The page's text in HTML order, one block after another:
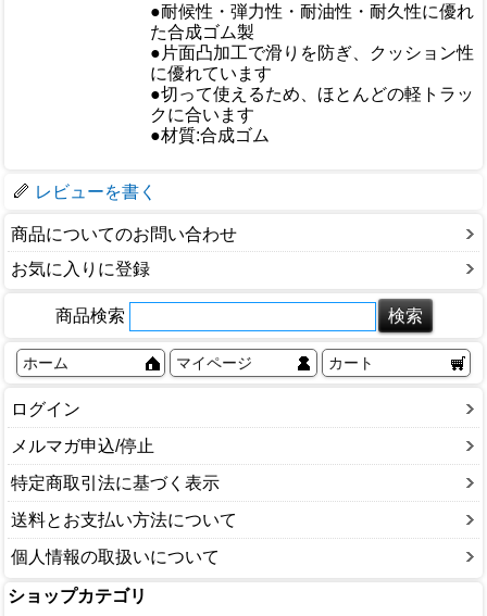
●耐候性・弾力性・耐油性・耐久性に優れ
た合成ゴム製
●片面凸加工で滑りを防ぎ、クッション性
に優れています
●切って使えるため、ほとんどの軽トラッ
クに合います
●材質:合成ゴム
レビューを書く
商品についてのお問い合わせ
お気に入りに登録
商品検索
ホーム マイページ カート
ログイン
メルマガ申込/停止
特定商取引法に基づく表示
送料とお支払い方法について
個人情報の取扱いについて
ショップカテゴリ